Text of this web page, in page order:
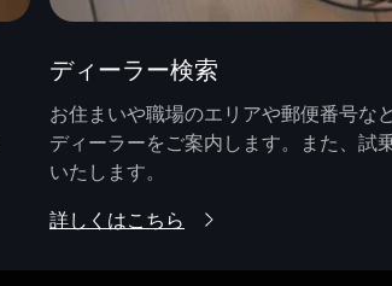
ディーラー検索
お住まいや職場のエリアや郵便番号な
ディーラーをご案内します。また、試
いたします。
詳しくはこちら